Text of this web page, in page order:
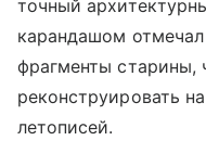
точный
карандашом
фрагменты старины,
реконструировать
летописей.